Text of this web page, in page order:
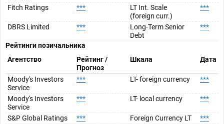
Fitch Ratings ***
LT Int. Scale
(foreign curr.)
***
DBRS Limited ***
Long-Term Senior
Debt
***
Рейтинги позичальника
Агентство
Рейтинг /
Прогноз
Шкала Дата
Moody's Investors
Service
*** LT- foreign currency ***
Moody's Investors
Service
*** LT- local currency ***
S&P Global Ratings *** Foreign Currency LT
***